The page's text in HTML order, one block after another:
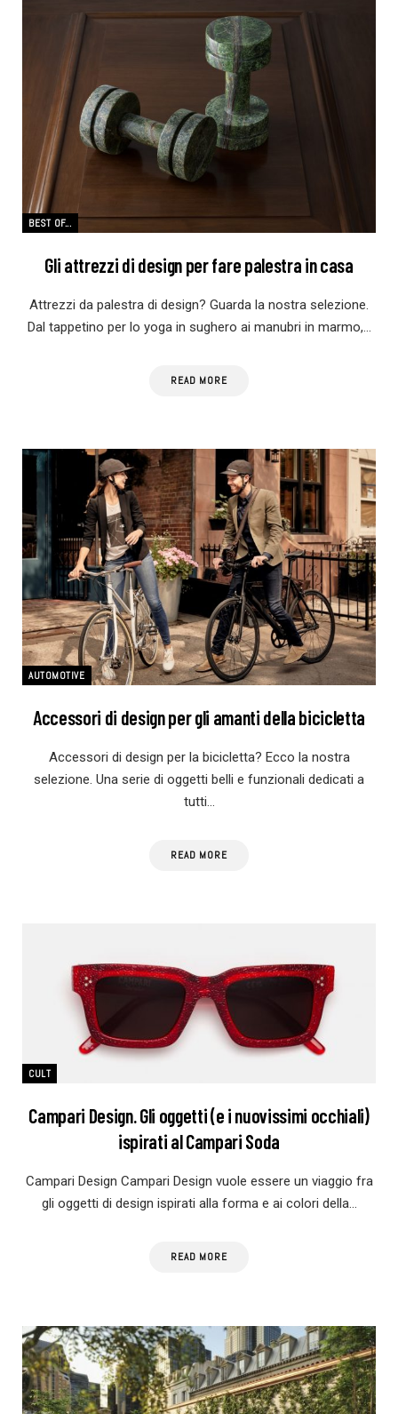
BEST OF...
Gli attrezzi di design per fare palestra in casa
Attrezzi da palestra di design? Guarda la nostra selezione.
Dal tappetino per lo yoga in sughero ai manubri in marmo,…
READ MORE
AUTOMOTIVE
Accessori di design per gli amanti della bicicletta
Accessori di design per la bicicletta? Ecco la nostra
selezione. Una serie di oggetti belli e funzionali dedicati a
tutti…
READ MORE
CULT
Campari Design. Gli oggetti (e i nuovissimi occhiali)
ispirati al Campari Soda
Campari Design Campari Design vuole essere un viaggio fra
gli oggetti di design ispirati alla forma e ai colori della…
READ MORE